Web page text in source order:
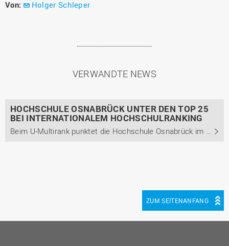
Von: Holger Schleper
VERWANDTE NEWS
HOCHSCHULE OSNABRÜCK UNTER DEN TOP 25
BEI INTERNATIONALEM HOCHSCHULRANKING
Beim U-Multirank punktet die Hochschule Osnabrück im Bereich der Wirtschaftswissenschaften mit ihren Praxiskontakten und ihrer internationalen Ausrichtung.
ZUM SEITENANFANG